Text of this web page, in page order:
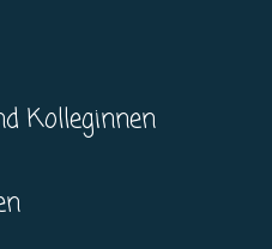
Kolleginnen